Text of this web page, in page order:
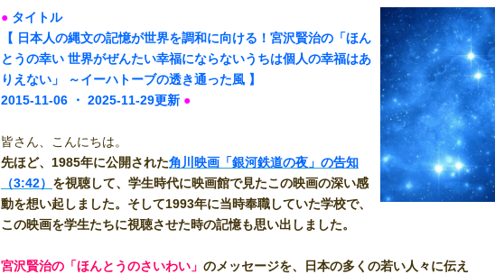
● タイトル
【 日本人の縄文の記憶が世界を調和に向ける！宮沢賢治の「ほん
とうの幸い 世界がぜんたい幸福にならないうちは個人の幸福はあ
りえない」 ～イーハトーブの透き通った風 】
2015-11-06 ・ 2025-11-29更新 ●
皆さん、こんにちは。
先ほど、1985年に公開された角川映画「銀河鉄道の夜」の告知
（3:42） を視聴して、学生時代に映画館で見たこの映画の深い感
動を想い起しました。そして1993年に当時奉職していた学校で、
この映画を学生たちに視聴させた時の記憶も思い出しました。
宮沢賢治の「ほんとうのさいわい」 のメッセージを、日本の多くの若い人々に伝え